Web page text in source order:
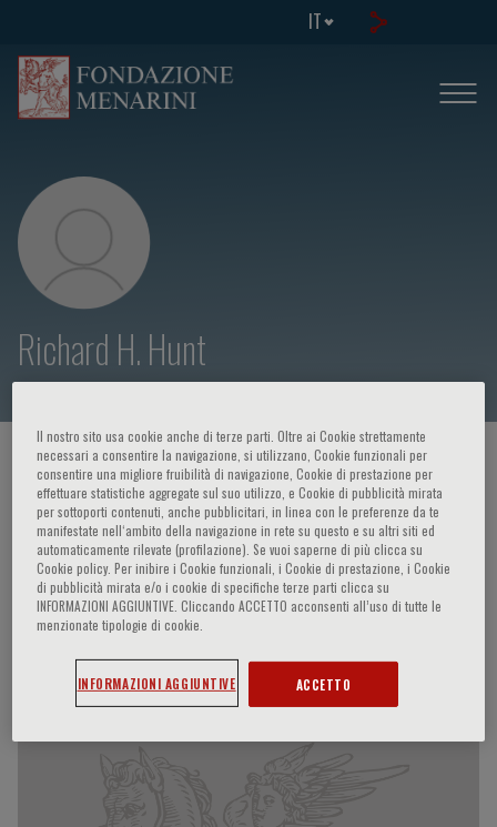
IT
Richard H. Hunt
HOME PAGE / CORSI ED EVENTI / RELATORE
Richard H. Hunt
Partecipazioni del relatore
Il nostro sito usa cookie anche di terze parti. Oltre ai Cookie strettamente
necessari a consentire la navigazione, si utilizzano, Cookie funzionali per
consentire una migliore fruibilità di navigazione, Cookie di prestazione per
effettuare statistiche aggregate sul suo utilizzo, e Cookie di pubblicità mirata
per sottoporti contenuti, anche pubblicitari, in linea con le preferenze da te
manifestate nell‘ambito della navigazione in rete su questo e su altri siti ed
automaticamente rilevate (profilazione). Se vuoi saperne di più clicca su
Cookie policy. Per inibire i Cookie funzionali, i Cookie di prestazione, i Cookie
di pubblicità mirata e/o i cookie di specifiche terze parti clicca su
INFORMAZIONI AGGIUNTIVE. Cliccando ACCETTO acconsenti all’uso di tutte le
menzionate tipologie di cookie.
INFORMAZIONI AGGIUNTIVE ACCETTO